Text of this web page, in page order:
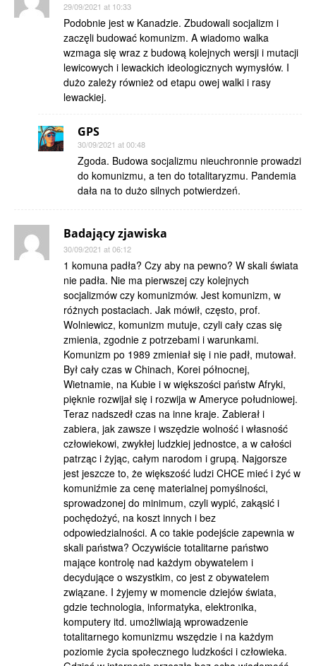
29/09/2021 at 10:33
Podobnie jest w Kanadzie. Zbudowali socjalizm i
zaczęli budować komunizm. A wiadomo walka
wzmaga się wraz z budową kolejnych wersji i mutacji
lewicowych i lewackich ideologicznych wymysłów. I
dużo zależy również od etapu owej walki i rasy
lewackiej.
GPS
30/09/2021 at 00:48
Zgoda. Budowa socjalizmu nieuchronnie prowadzi
do komunizmu, a ten do totalitaryzmu. Pandemia
dała na to dużo silnych potwierdzeń.
Badający zjawiska
30/09/2021 at 06:12
1 komuna padła? Czy aby na pewno? W skali świata
nie padła. Nie ma pierwszej czy kolejnych
socjalizmów czy komunizmów. Jest komunizm, w
różnych postaciach. Jak mówił, często, prof.
Wolniewicz, komunizm mutuje, czyli cały czas się
zmienia, zgodnie z potrzebami i warunkami.
Komunizm po 1989 zmieniał się i nie padł, mutował.
Był cały czas w Chinach, Korei północnej,
Wietnamie, na Kubie i w większości państw Afryki,
pięknie rozwijał się i rozwija w Ameryce południowej.
Teraz nadszedł czas na inne kraje. Zabierał i
zabiera, jak zawsze i wszędzie wolność i własność
człowiekowi, zwykłej ludzkiej jednostce, a w całości
patrząc i żyjąc, całym narodom i grupą. Najgorsze
jest jeszcze to, że większość ludzi CHCE mieć i żyć w
komuniźmie za cenę materialnej pomyślności,
sprowadzonej do minimum, czyli wypić, zakąsić i
pochędożyć, na koszt innych i bez
odpowiedzialności. A co takie podejście zapewnia w
skali państwa? Oczywiście totalitarne państwo
mające kontrolę nad każdym obywatelem i
decydujące o wszystkim, co jest z obywatelem
związane. I żyjemy w momencie dziejów świata,
gdzie technologia, informatyka, elektronika,
komputery itd. umożliwiają wprowadzenie
totalitarnego komunizmu wszędzie i na każdym
poziomie życia społecznego ludzkości i człowieka.